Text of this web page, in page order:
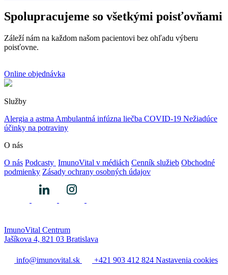
Spolupracujeme so všetkými poisťovňami
Záleží nám na každom našom pacientovi bez ohľadu výberu
poisťovne.
Online objednávka
Služby
Alergia a astma Ambulantná infúzna liečba COVID-19 Nežiadúce
účinky na potraviny
O nás
O nás Podcasty ImunoVital v médiách Cenník služieb Obchodné
podmienky Zásady ochrany osobných údajov
ImunoVital Centrum
Jašíkova 4, 821 03 Bratislava
info@imunovital.sk +421 903 412 824 Nastavenia cookies